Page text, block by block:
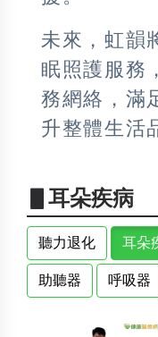
未來，虹韻
眠照護服務
務網絡，滿
升整體生活
▋耳朵疾病
聽力退化 耳朵
助聽器 呼吸器